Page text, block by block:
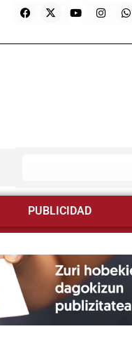
PUBLICIDAD